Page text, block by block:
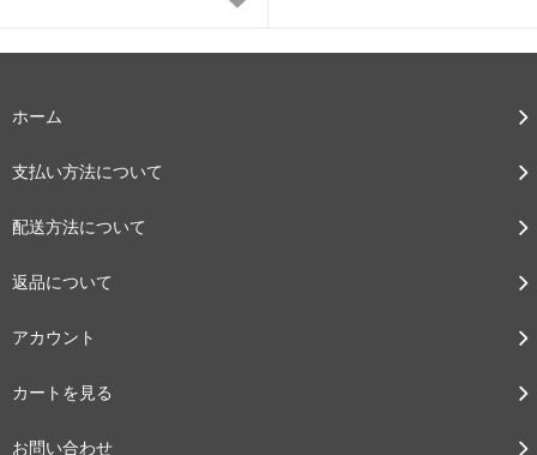
ホーム
支払い方法について
配送方法について
返品について
アカウント
カートを見る
お問い合わせ